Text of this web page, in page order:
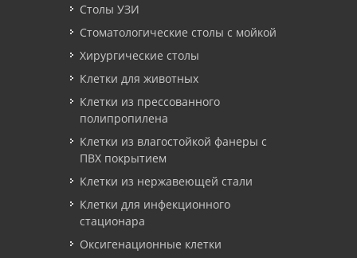
Столы УЗИ
Стоматологические столы с мойкой
Хирургические столы
Клетки для животных
Клетки из прессованного
полипропилена
Клетки из влагостойкой фанеры с
ПВХ покрытием
Клетки из нержавеющей стали
Клетки для инфекционного
стационара
Оксигенационные клетки